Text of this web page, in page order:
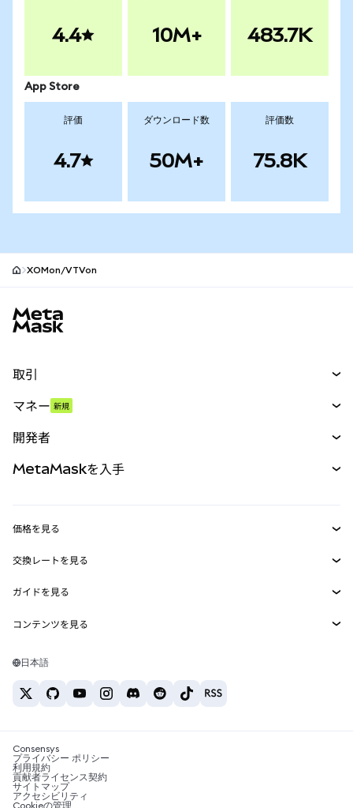
4.4 10M+ 483.7K
App Store
評価
4.7
ダウンロード数
50M+
評価数
75.8K
XOMon/VTVon
取引
パーペチュアル
RWA
マネー 新規
開発者
MetaMask Connect
Snaps
Web3サービス
MetaMaskを入手
セキュリティ
サポート
キャリア
お問い合わせ
価格を見る
イーサリアムの価格
Solanaの価格
Tetherの価格
交換レートを見る
ETH→USD
USDT→INR
BTC→INR
ETH→USDT
ガイドを見る
ETHの購入
USDTの購入
SHIBの購入
BNBの購入
コンテンツを見る
Solanaウォレット
税制関連ニュース
暗号資産の購入方法は？
ビットコインを売るには？
日本語
Consensys
プライバシー ポリシー
利用規約
貢献者ライセンス契約
サイトマップ
アクセシビリティ
Cookieの管理